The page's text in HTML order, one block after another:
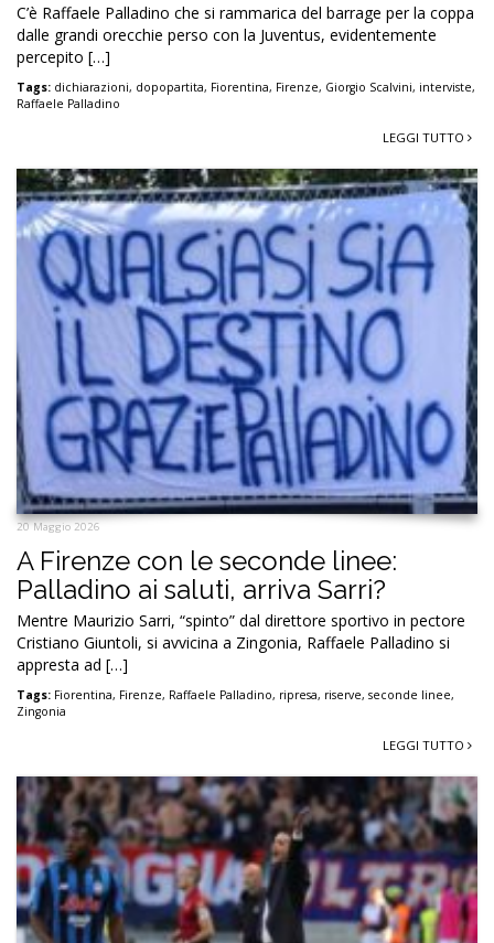
C’è Raffaele Palladino che si rammarica del barrage per la coppa
dalle grandi orecchie perso con la Juventus, evidentemente
percepito […]
Tags: dichiarazioni, dopopartita, Fiorentina, Firenze, Giorgio Scalvini, interviste,
Raffaele Palladino
LEGGI TUTTO
20 Maggio 2026
A Firenze con le seconde linee:
Palladino ai saluti, arriva Sarri?
Mentre Maurizio Sarri, “spinto” dal direttore sportivo in pectore
Cristiano Giuntoli, si avvicina a Zingonia, Raffaele Palladino si
appresta ad […]
Tags: Fiorentina, Firenze, Raffaele Palladino, ripresa, riserve, seconde linee,
Zingonia
LEGGI TUTTO